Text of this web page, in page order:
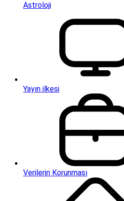
Astroloji
Yayın ilkesi
Verilerin Korunması